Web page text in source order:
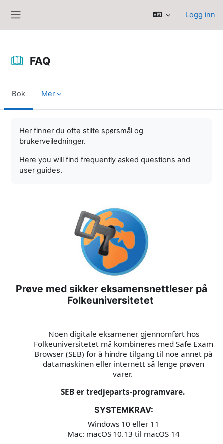
Logg inn
FAQ
Bok Mer
Her finner du ofte stilte spørsmål og
brukerveiledninger.
Here you will find frequently asked questions and
user guides.
Prøve med sikker eksamensnettleser på
Folkeuniversitetet
Noen digitale eksamener gjennomført hos
Folkeuniversitetet må kombineres med Safe Exam
Browser (SEB) for å hindre tilgang til noe annet på
datamaskinen eller internett så lenge prøven
varer.
SEB er tredjeparts-programvare.
SYSTEMKRAV:
Windows 10 eller 11
Mac: macOS 10.13 til macOS 14